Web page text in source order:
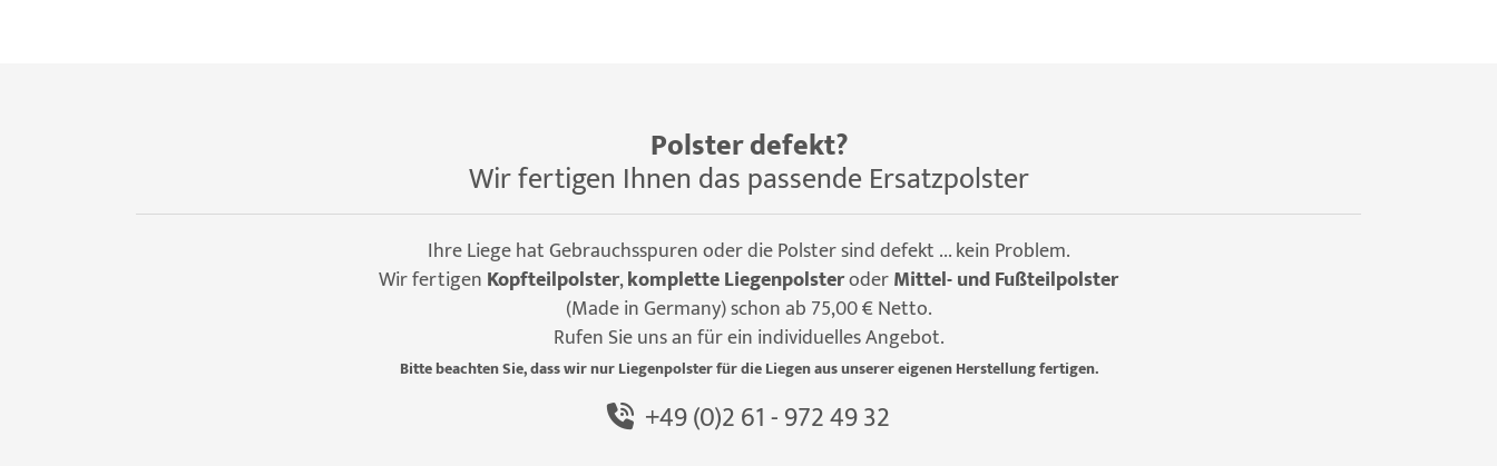
Polster defekt?
Wir fertigen Ihnen das passende Ersatzpolster
Ihre Liege hat Gebrauchsspuren oder die Polster sind defekt ... kein Problem.
Wir fertigen Kopfteilpolster,komplette LiegenpolsteroderMittel- und Fußteilpolster
(Made in Germany) schon ab 75,00 € Netto.
Rufen Sie uns an für ein individuelles Angebot.
Bitte beachten Sie, dass wir nur Liegenpolster für die Liegen aus unserer eigenen Herstellung fertigen.
+49 (0)2 61 - 972 49 32